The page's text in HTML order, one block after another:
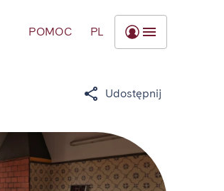
POMOC PL
Udostępnij